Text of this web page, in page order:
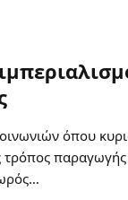
όπου
τρόπος παραγωγής